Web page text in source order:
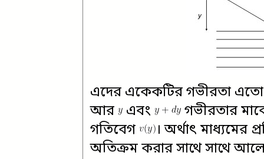
এদের একেকটির গভীরতা এতো
আর
এবং
গভীরতার
গতিবেগ
। অর্থাৎ মাধ্যমের
অতিক্রম করার সাথে সাথে